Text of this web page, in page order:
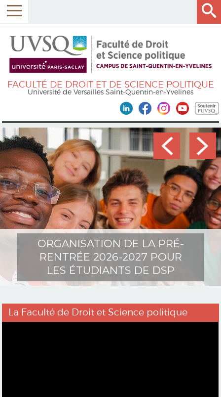
FACULTÉ DE DROIT ET DE SCIENCE POLITIQUE
Université de Versailles Saint-Quentin-en-Yvelines
ORGANISATION DE LA PRÉ-
RENTRÉE 2026-2027 POUR
LES ÉTUDIANTS DE DSP
La Faculté de Droit et Science politique